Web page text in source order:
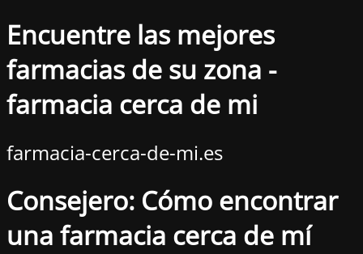
Encuentre las mejores
farmacias de su zona -
farmacia cerca de mi
farmacia-cerca-de-mi.es
Consejero: Cómo encontrar
una farmacia cerca de mí